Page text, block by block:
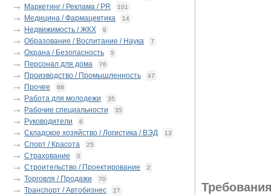
Маркетинг / Реклама / PR 101
Медицина / Фармацевтика 14
Недвижимость / ЖКХ 9
Образование / Воспитание / Наука 7
Охрана / Безопасность 5
Персонал для дома 76
Производство / Промышленность 47
Прочее 88
Работа для молодежи 35
Рабочие специальности 35
Руководители 6
Складское хозяйство / Логистика / ВЭД 13
Спорт / Красота 25
Страхование 0
Строительство / Проектирование 2
Торговля / Продажи 70
Транспорт / Автобизнес 27